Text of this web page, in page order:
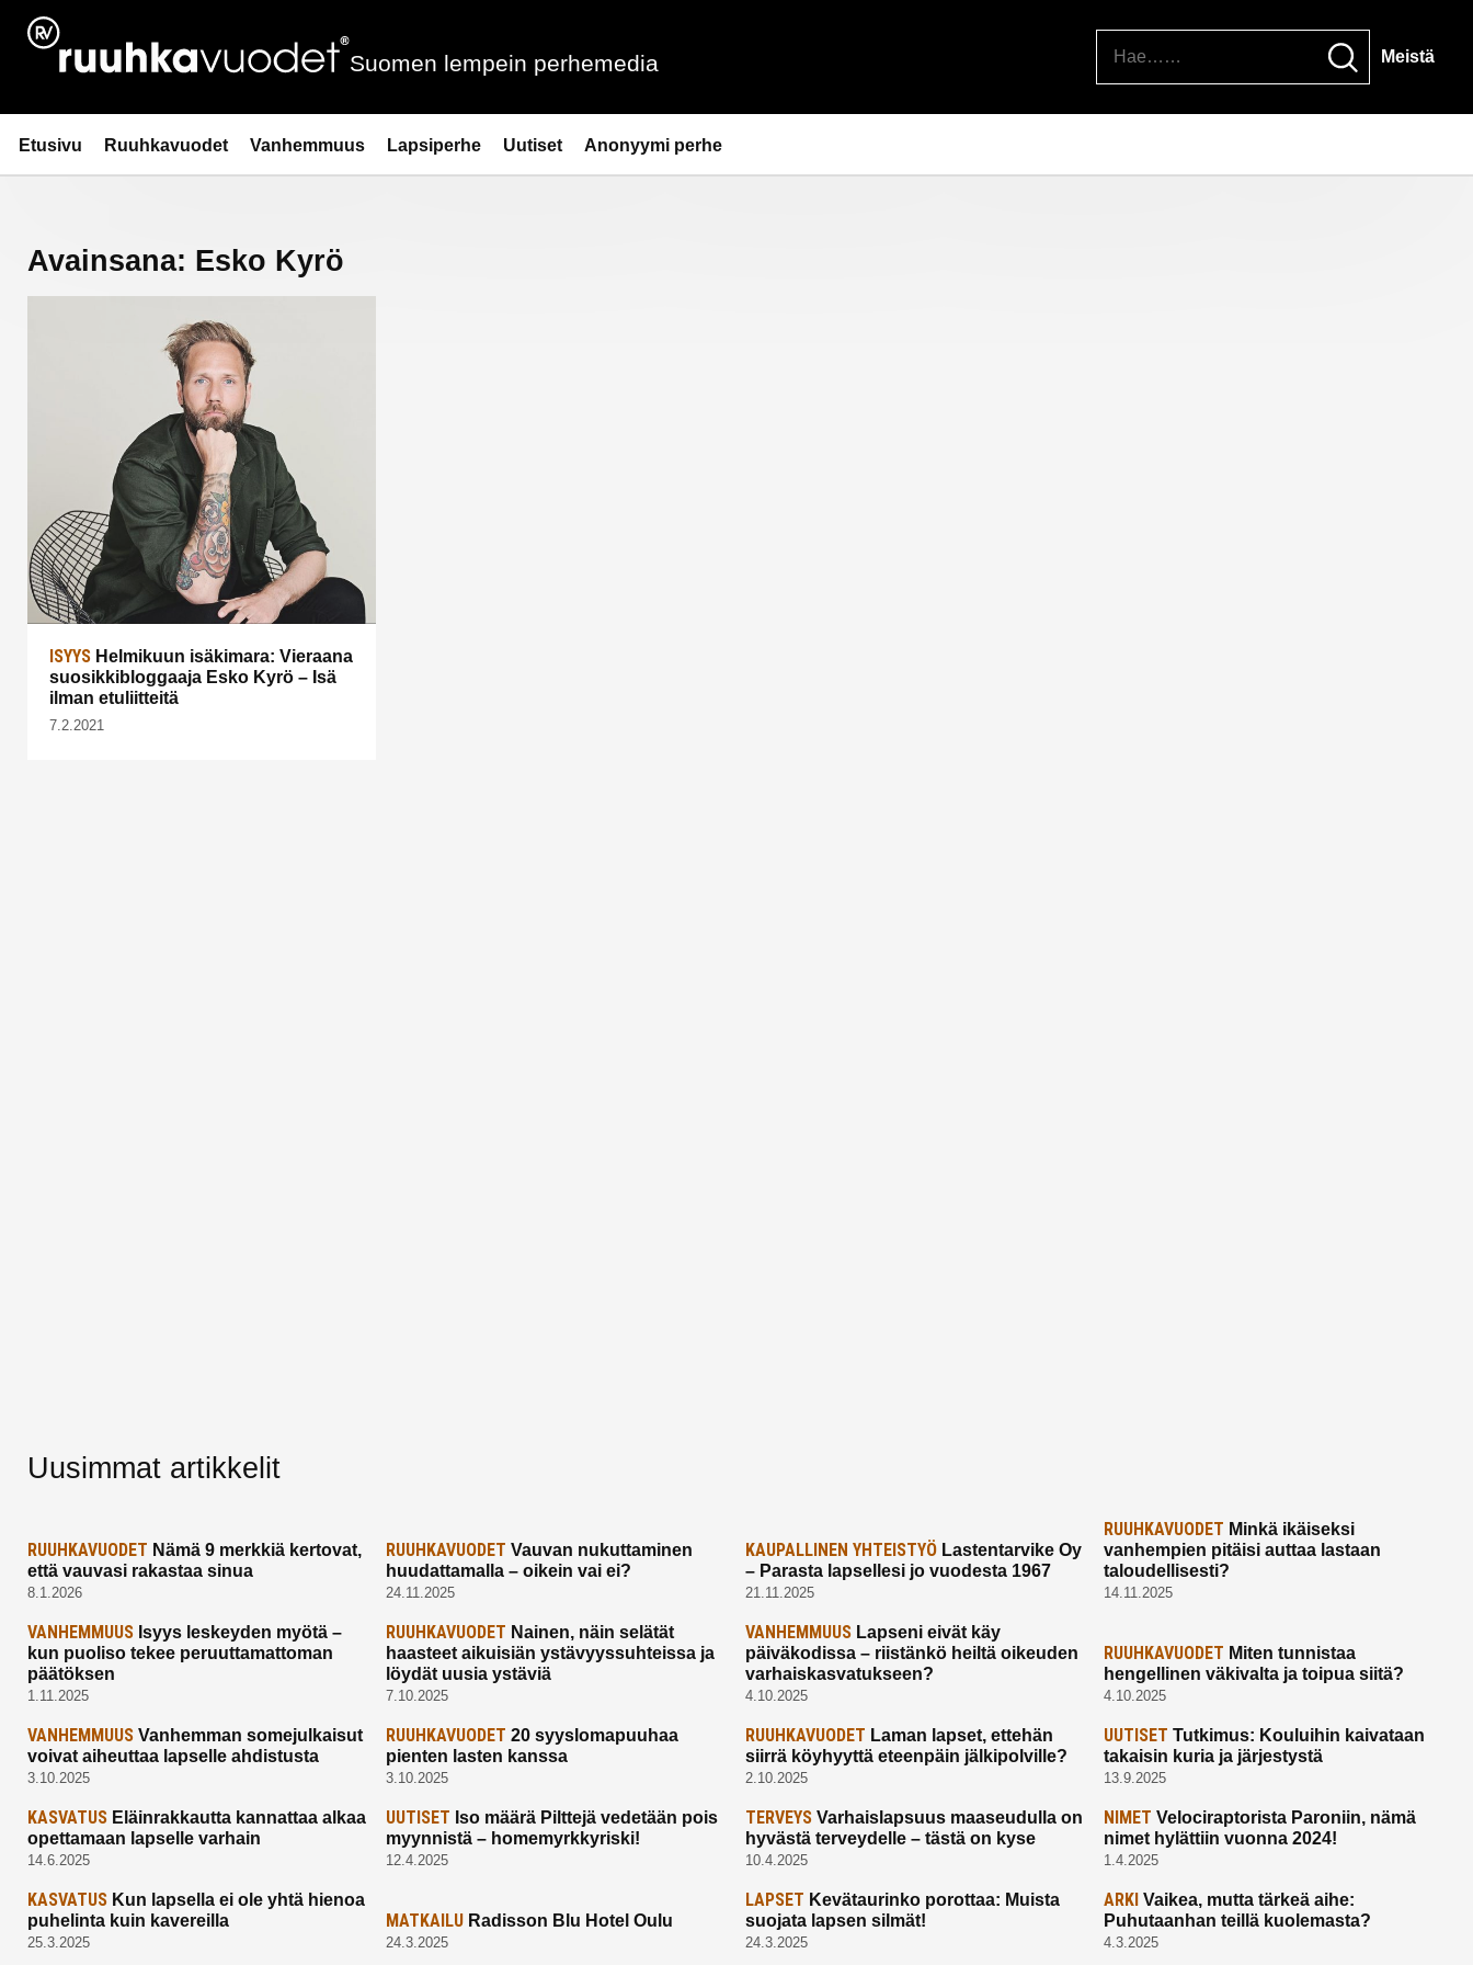
Siirry
sisältöön
Ruuhkavuodet.fi
Suomen lempein perhemedia Meistä
Etusivu Ruuhkavuodet Vanhemmuus Lapsiperhe Uutiset Anonyymi perhe
Avainsana: Esko Kyrö
ISYYS Helmikuun isäkimara: Vieraana
suosikkibloggaaja Esko Kyrö – Isä
ilman etuliitteitä
7.2.2021
Uusimmat artikkelit
RUUHKAVUODET Nämä 9 merkkiä kertovat,
että vauvasi rakastaa sinua
8.1.2026
RUUHKAVUODET Vauvan nukuttaminen
huudattamalla – oikein vai ei?
24.11.2025
KAUPALLINEN YHTEISTYÖLastentarvike Oy
– Parasta lapsellesi jo vuodesta 1967
21.11.2025
RUUHKAVUODET Minkä ikäiseksi
vanhempien pitäisi auttaa lastaan
taloudellisesti?
14.11.2025
VANHEMMUUS Isyys leskeyden myötä –
kun puoliso tekee peruuttamattoman
päätöksen
1.11.2025
RUUHKAVUODET Nainen, näin selätät
haasteet aikuisiän ystävyyssuhteissa ja
löydät uusia ystäviä
7.10.2025
VANHEMMUUSLapseni eivät käy
päiväkodissa – riistänkö heiltä oikeuden
varhaiskasvatukseen?
4.10.2025
RUUHKAVUODET Miten tunnistaa
hengellinen väkivalta ja toipua siitä?
4.10.2025
VANHEMMUUS Vanhemman somejulkaisut
voivat aiheuttaa lapselle ahdistusta
3.10.2025
RUUHKAVUODET 20 syyslomapuuhaa
pienten lasten kanssa
3.10.2025
RUUHKAVUODET Laman lapset, ettehän
siirrä köyhyyttä eteenpäin jälkipolville?
2.10.2025
UUTISET Tutkimus: Kouluihin kaivataan
takaisin kuria ja järjestystä
13.9.2025
KASVATUS Eläinrakkautta kannattaa alkaa
opettamaan lapselle varhain
14.6.2025
UUTISET Iso määrä Pilttejä vedetään pois
myynnistä – homemyrkkyriski!
12.4.2025
TERVEYSVarhaislapsuus maaseudulla on
hyvästä terveydelle – tästä on kyse
10.4.2025
NIMET Velociraptorista Paroniin, nämä
nimet hylättiin vuonna 2024!
1.4.2025
KASVATUS Kun lapsella ei ole yhtä hienoa
puhelinta kuin kavereilla
25.3.2025
MATKAILU Radisson Blu Hotel Oulu
24.3.2025
LAPSET Kevätaurinko porottaa: Muista
suojata lapsen silmät!
24.3.2025
ARKI Vaikea, mutta tärkeä aihe:
Puhutaanhan teillä kuolemasta?
4.3.2025